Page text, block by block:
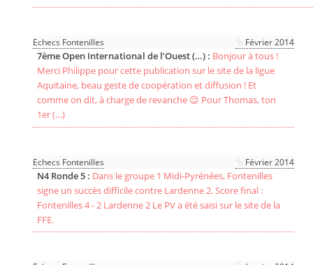
Echecs Fontenilles Février 2014
7ème Open International de l’Ouest (…) : Bonjour à tous !
Merci Philippe pour cette publication sur le site de la ligue
Aquitaine, beau geste de coopération et diffusion ! Et
comme on dit, à charge de revanche 😉 Pour Thomas, ton
1er (…)
Echecs Fontenilles Février 2014
N4 Ronde 5 : Dans le groupe 1 Midi-Pyrénées, Fontenilles
signe un succès difficile contre Lardenne 2. Score final :
Fontenilles 4 - 2 Lardenne 2 Le PV a été saisi sur le site de la
FFE.